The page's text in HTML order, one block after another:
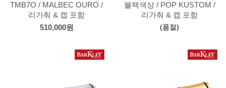
TMB7O / MALBEC OURO /
리가춰 & 캡 포함
510,000원
블랙색상 / POP KUSTOM /
리가춰 & 캡 포함
(품절)